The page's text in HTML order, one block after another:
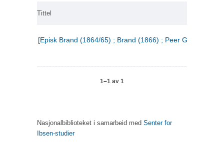
Tittel
[Episk Brand (1864/65) ; Brand (1866) ; Peer Gynt (1867)]
1–1 av 1
Nasjonalbiblioteket i samarbeid med Senter for
Ibsen-studier